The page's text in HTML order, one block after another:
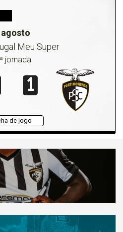
agosto
Meu Super
jornada
1
de jogo